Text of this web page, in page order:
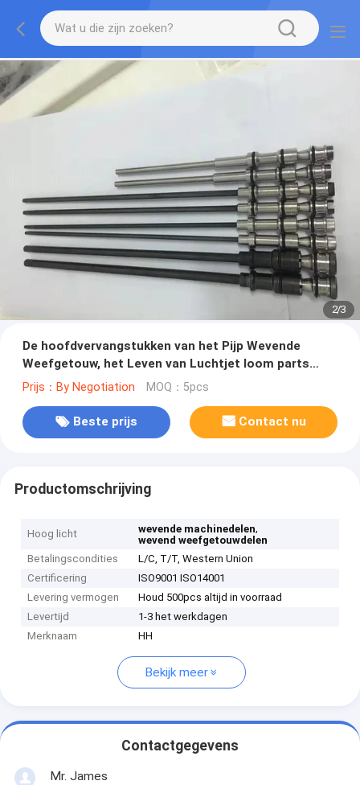
2/3
De hoofdvervangstukken van het Pijp Wevende
Weefgetouw, het Leven van Luchtjet loom parts
long service
Prijs：By Negotiation MOQ：5pcs
Beste prijs Contact nu
Productomschrijving
Hoog licht wevende machinedelen,
wevend weefgetouwdelen
Betalingscondities
L/C, T/T, Western Union
Certificering
ISO9001 ISO14001
Levering vermogen
Houd 500pcs altijd in voorraad
Levertijd
1-3 het werkdagen
Merknaam
HH
Bekijk meer
Contactgegevens
Mr. James